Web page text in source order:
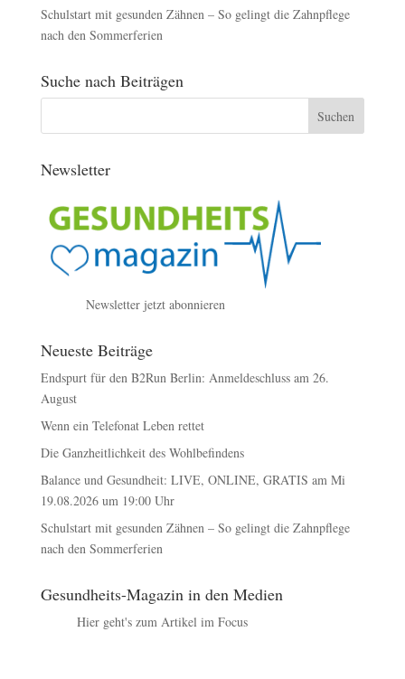
Schulstart mit gesunden Zähnen – So gelingt die Zahnpflege
nach den Sommerferien
Suche nach Beiträgen
Newsletter
Newsletter jetzt abonnieren
Neueste Beiträge
Endspurt für den B2Run Berlin: Anmeldeschluss am 26.
August
Wenn ein Telefonat Leben rettet
Die Ganzheitlichkeit des Wohlbefindens
Balance und Gesundheit: LIVE, ONLINE, GRATIS am Mi
19.08.2026 um 19:00 Uhr
Schulstart mit gesunden Zähnen – So gelingt die Zahnpflege
nach den Sommerferien
Gesundheits-Magazin in den Medien
Hier geht's zum Artikel im Focus